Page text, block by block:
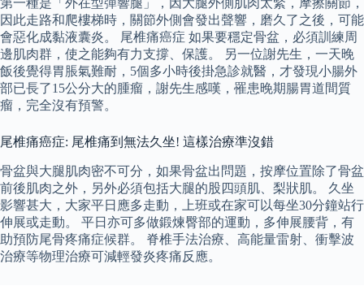
第一種是「外在型彈響腿」，因大腿外側肌肉太緊，摩擦關節，
因此走路和爬樓梯時，關節外側會發出聲響，磨久了之後，可能
會惡化成黏液囊炎。 尾椎痛癌症 如果要穩定骨盆，必須訓練周
邊肌肉群，使之能夠有力支撐、保護。 另一位謝先生，一天晚
飯後覺得胃脹氣難耐，5個多小時後掛急診就醫，才發現小腸外
部已長了15公分大的腫瘤，謝先生感嘆，罹患晚期腸胃道間質
瘤，完全沒有預警。
尾椎痛癌症: 尾椎痛到無法久坐! 這樣治療準沒錯
骨盆與大腿肌肉密不可分，如果骨盆出問題，按摩位置除了骨盆
前後肌肉之外，另外必須包括大腿的股四頭肌、梨狀肌。 久坐
影響甚大，大家平日應多走動，上班或在家可以每坐30分鐘站行
伸展或走動。 平日亦可多做鍛煉臀部的運動，多伸展腰背，有
助預防尾骨疼痛症候群。 脊椎手法治療、高能量雷射、衝擊波
治療等物理治療可減輕發炎疼痛反應。